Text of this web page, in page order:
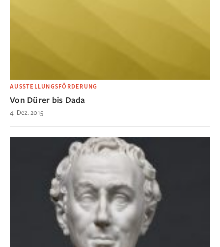
AUSSTELLUNGSFÖRDERUNG
Von Dürer bis Dada
4. Dez. 2015